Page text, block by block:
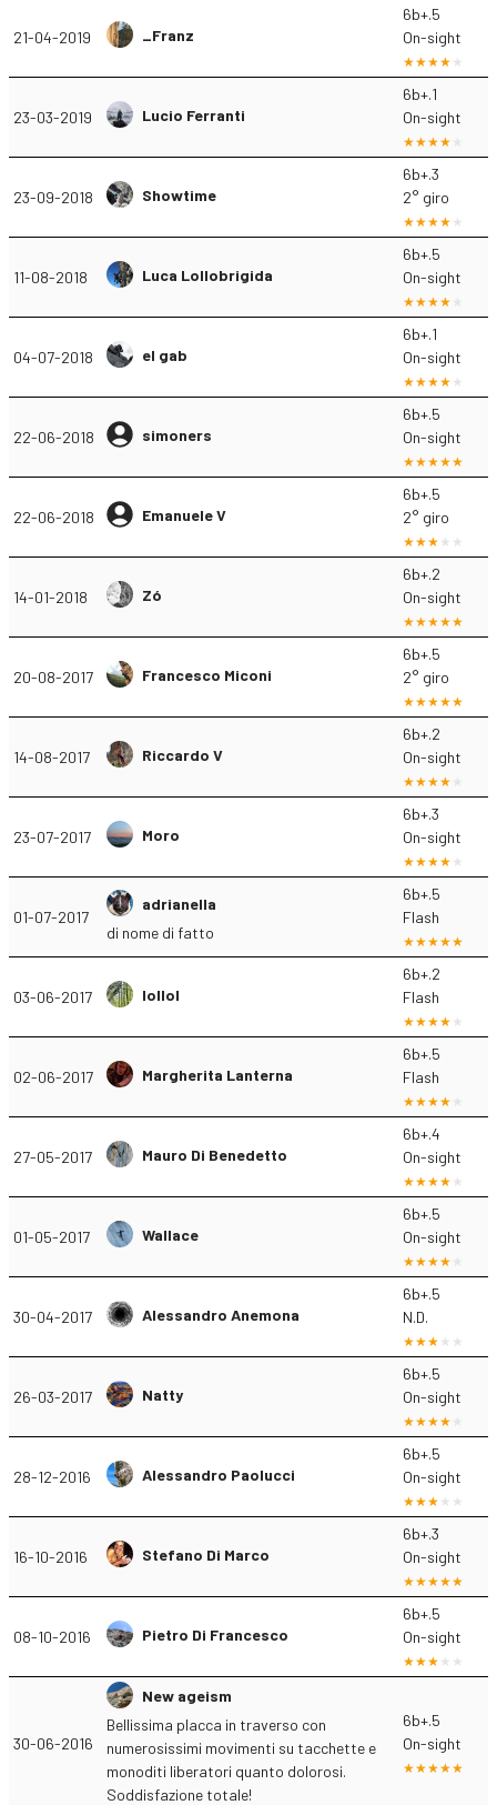
21-04-2019 _Franz
6b+.5
On-sight
23-03-2019 Lucio Ferranti
6b+.1
On-sight
23-09-2018 Showtime
6b+.3
2° giro
11-08-2018 Luca Lollobrigida
6b+.5
On-sight
04-07-2018 el gab
6b+.1
On-sight
22-06-2018 simoners
6b+.5
On-sight
22-06-2018 Emanuele V
6b+.5
2° giro
14-01-2018 Zó
6b+.2
On-sight
20-08-2017 Francesco Miconi
6b+.5
2° giro
14-08-2017 Riccardo V
6b+.2
On-sight
23-07-2017 Moro
6b+.3
On-sight
01-07-2017
adrianella
di nome di fatto
6b+.5
Flash
03-06-2017 lollol
6b+.2
Flash
02-06-2017 Margherita Lanterna
6b+.5
Flash
27-05-2017 Mauro Di Benedetto
6b+.4
On-sight
01-05-2017 Wallace
6b+.5
On-sight
30-04-2017 Alessandro Anemona
6b+.5
N.D.
26-03-2017 Natty
6b+.5
On-sight
28-12-2016 Alessandro Paolucci
6b+.5
On-sight
16-10-2016 Stefano Di Marco
6b+.3
On-sight
08-10-2016 Pietro Di Francesco
6b+.5
On-sight
30-06-2016
New ageism
Bellissima placca in traverso con
numerosissimi movimenti su tacchette e
monoditi liberatori quanto dolorosi.
Soddisfazione totale!
6b+.5
On-sight